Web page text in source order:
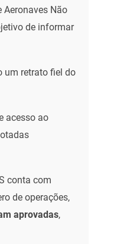
Não
de informar
um retrato fiel do
acesso ao
conta com
de operações,
aprovadas,